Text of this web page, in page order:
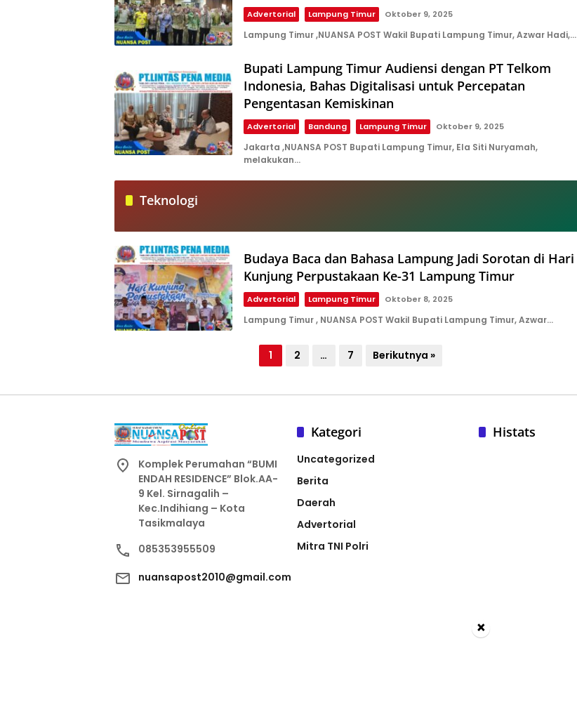
Advertorial Lampung Timur Oktober 9, 2025
Lampung Timur ,NUANSA POST Wakil Bupati Lampung Timur, Azwar Hadi,…
Bupati Lampung Timur Audiensi dengan PT Telkom
Indonesia, Bahas Digitalisasi untuk Percepatan
Pengentasan Kemiskinan
Advertorial Bandung Lampung Timur Oktober 9, 2025
Jakarta ,NUANSA POST Bupati Lampung Timur, Ela Siti Nuryamah,
melakukan…
Teknologi
Budaya Baca dan Bahasa Lampung Jadi Sorotan di Hari
Kunjung Perpustakaan Ke-31 Lampung Timur
Advertorial Lampung Timur Oktober 8, 2025
Lampung Timur , NUANSA POST Wakil Bupati Lampung Timur, Azwar…
1 2 … 7 Berikutnya »
Komplek Perumahan “BUMI
ENDAH RESIDENCE” Blok.AA-
9 Kel. Sirnagalih –
Kec.Indihiang – Kota
Tasikmalaya
085353955509
nuansapost2010@gmail.com
Kategori
Uncategorized
Berita
Daerah
Advertorial
Mitra TNI Polri
Histats
×